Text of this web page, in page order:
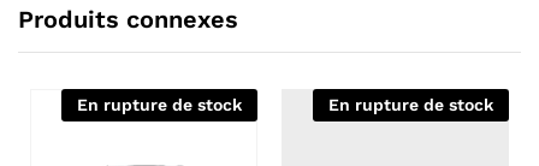
Produits connexes
En rupture de stock En rupture de stock